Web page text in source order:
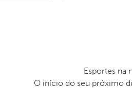
Esportes na
O início do seu próximo